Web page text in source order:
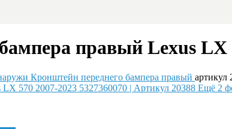
правый Lexus LX
Кронштейн переднего бампера правый артикул
Ещё 2